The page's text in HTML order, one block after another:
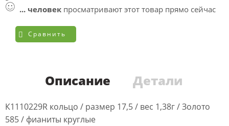
... человек просматривают этот товар прямо сейчас
Сравнить
Описание Детали
К1110229R кольцо / размер 17,5 / вес 1,38г / Золото
585 / фианиты круглые